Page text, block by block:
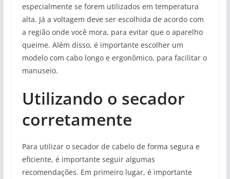
especialmente se forem utilizados em temperatura
alta. Já a voltagem deve ser escolhida de acordo com
a região onde você mora, para evitar que o aparelho
queime. Além disso, é importante escolher um
modelo com cabo longo e ergonômico, para facilitar o
manuseio.
Utilizando o secador
corretamente
Para utilizar o secador de cabelo de forma segura e
eficiente, é importante seguir algumas
recomendações. Em primeiro lugar, é importante